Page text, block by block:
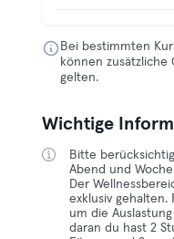
Bei bestimmten
können
gelten.
Wichtige
Bitte
Abend und
Der
exklusiv gehalten.
um die
daran du hast 2